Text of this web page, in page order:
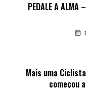
PEDALE A
Mais uma
começou